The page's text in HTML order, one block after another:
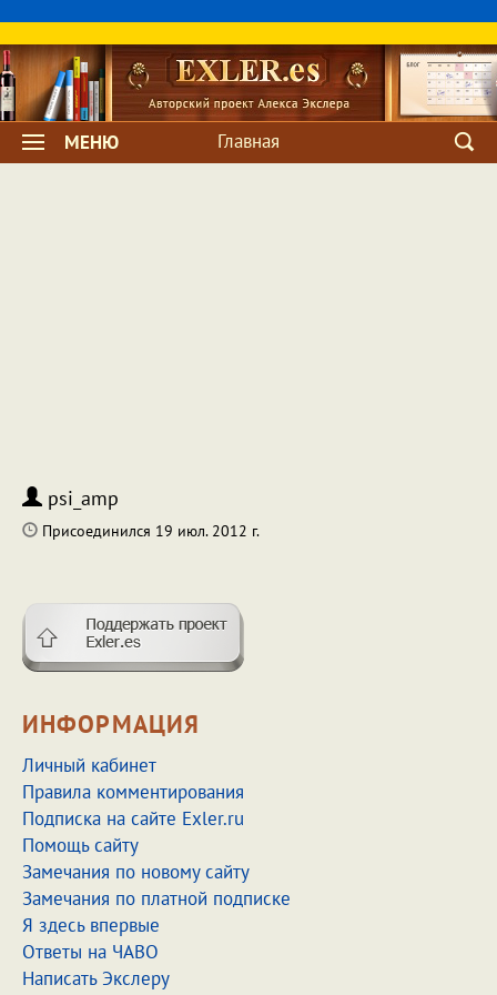
МЕНЮ Главная
psi_amp
Присоединился 19 июл. 2012 г.
ИНФОРМАЦИЯ
Личный кабинет
Правила комментирования
Подписка на сайте Exler.ru
Помощь сайту
Замечания по новому сайту
Замечания по платной подписке
Я здесь впервые
Ответы на ЧАВО
Написать Экслеру